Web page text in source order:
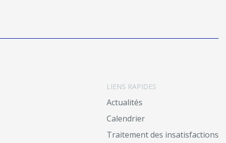
LIENS RAPIDES
Actualités
Calendrier
Traitement des insatisfactions